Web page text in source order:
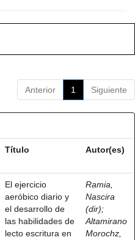
Anterior 1 Siguiente
Título Autor(es)
El ejercicio
aeróbico diario y
el desarrollo de
las habilidades de
lecto escritura en
Ramia,
Nascira
(dir);
Altamirano
Morochz,